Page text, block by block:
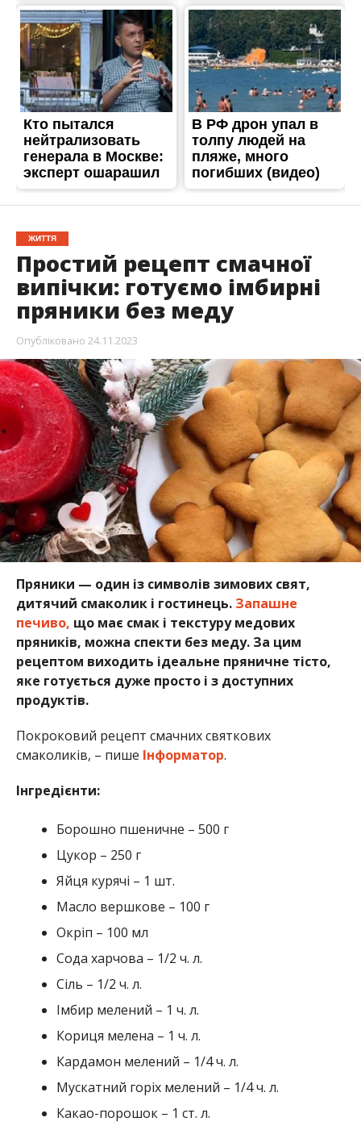
ЖИТТЯ
Простий рецепт смачної
випічки: готуємо імбирні
пряники без меду
Опубліковано 24.11.2023
Пряники — один із символів зимових свят,
дитячий смаколик і гостинець. Запашне
печиво, що має смак і текстуру медових
пряників, можна спекти без меду. За цим
рецептом виходить ідеальне пряничне тісто,
яке готується дуже просто і з доступних
продуктів.
Покроковий рецепт смачних святкових
смаколиків, – пише Інформатор.
Інгредієнти:
Борошно пшеничне – 500 г
Цукор – 250 г
Яйця курячі – 1 шт.
Масло вершкове – 100 г
Окріп – 100 мл
Сода харчова – 1/2 ч. л.
Сіль – 1/2 ч. л.
Імбир мелений – 1 ч. л.
Кориця мелена – 1 ч. л.
Кардамон мелений – 1/4 ч. л.
Мускатний горіх мелений – 1/4 ч. л.
Какао-порошок – 1 ст. л.